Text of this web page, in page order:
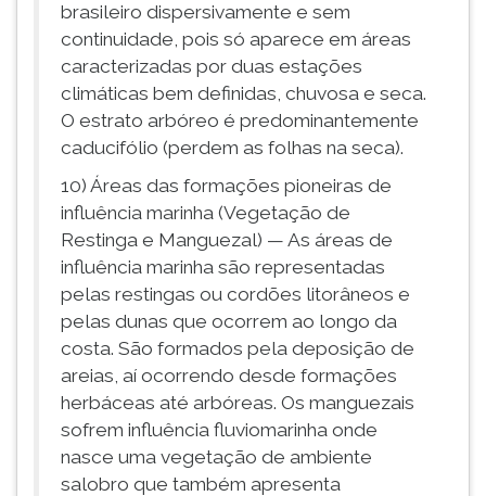
brasileiro dispersivamente e sem
continuidade, pois só aparece em áreas
caracterizadas por duas estações
climáticas bem definidas, chuvosa e seca.
O estrato arbóreo é predominantemente
caducifólio (perdem as folhas na seca).
10) Áreas das formações pioneiras de
influência marinha (Vegetação de
Restinga e Manguezal) — As áreas de
influência marinha são representadas
pelas restingas ou cordões litorâneos e
pelas dunas que ocorrem ao longo da
costa. São formados pela deposição de
areias, aí ocorrendo desde formações
herbáceas até arbóreas. Os manguezais
sofrem influência fluviomarinha onde
nasce uma vegetação de ambiente
salobro que também apresenta